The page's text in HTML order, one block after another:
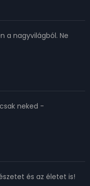
a nagyvilágból. Ne
neked -
és az életet is!